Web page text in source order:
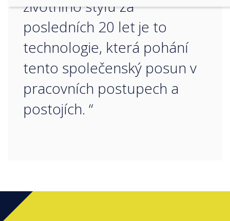
životního stylu za
posledních 20 let je to
technologie, která pohání
tento společenský posun v
pracovních postupech a
postojích. “